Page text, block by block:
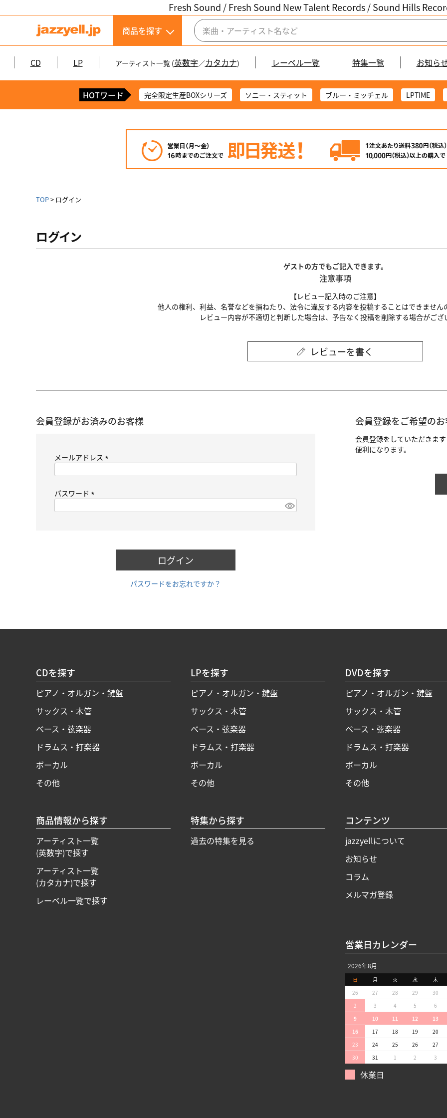
Fresh Sound / Fresh Sound New Talent Records /Sound Hills
商品を探す
CD LP アーティスト一覧 (英数字／カタカナ) レーベル一覧 特集一覧 お知ら
HOTワード 完全限定生産BOXシリーズ ソニー・スティット ブルー・ミッチェル LPTIME
TOP ログイン
ログイン
ゲストの方でもご記入できます。
注意事項
【レビュー記入時のご注意】
他人の権利、利益、名誉などを損ねたり、法令に違反する内容を投稿することはできません
レビュー内容が不適切と判断した場合は、予告なく投稿を削除する場合がござ
レビューを書く
会員登録がお済みのお客様
メールアドレス
)
パスワード
ログイン
パスワードをお忘れですか？
会員登録をご希望の
会員登録をしていただきま
便利になります。
CDを探す
ピアノ・オルガン・鍵盤
サックス・木管
ベース・弦楽器
ドラムス・打楽器
ボーカル
その他
LPを探す
ピアノ・オルガン・鍵盤
サックス・木管
ベース・弦楽器
ドラムス・打楽器
ボーカル
その他
DVDを探す
ピアノ・オルガン・鍵盤
サックス・木管
ベース・弦楽器
ドラムス・打楽器
ボーカル
その他
商品情報から探す
アーティスト一覧
(英数字)で探す
アーティスト一覧
(カタカナ)で探す
レーベル一覧で探す
特集から探す
過去の特集を見る
コンテンツ
jazzyellについて
お知らせ
コラム
メルマガ登録
営業日カレンダー
2026年8月
日 月 火 水
木
26
27 28 29
30
2
3 4 5
6
9
10 11 12
13
16
17 18 19
20
23
24 25 26
27
30
31 1 2 3
休業日